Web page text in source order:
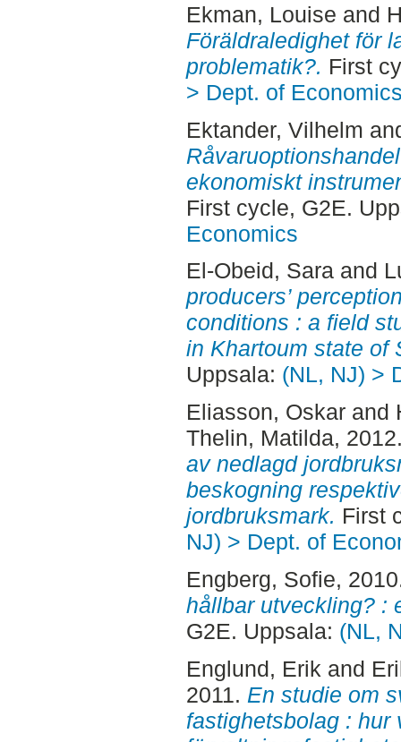
Ekman, Louise and
Föräldraledighet för
problematik?. First
> Dept. of
Ektander, Vilhelm
ekonomiskt
First cycle, G2E.
Economics
El-Obeid, Saraand
producers’
conditions : a field
in Khartoum state of
Uppsala: (NL, NJ) >
Eliasson, Oskarand
Thelin, Matilda,
av nedlagd
beskogning
jordbruksmark. First
NJ) > Dept. of
Engberg, Sofie,
hållbar utveckling? :
G2E. Uppsala: (NL,
Englund, Erik and
2011. En studie om
fastighetsbolag : hur